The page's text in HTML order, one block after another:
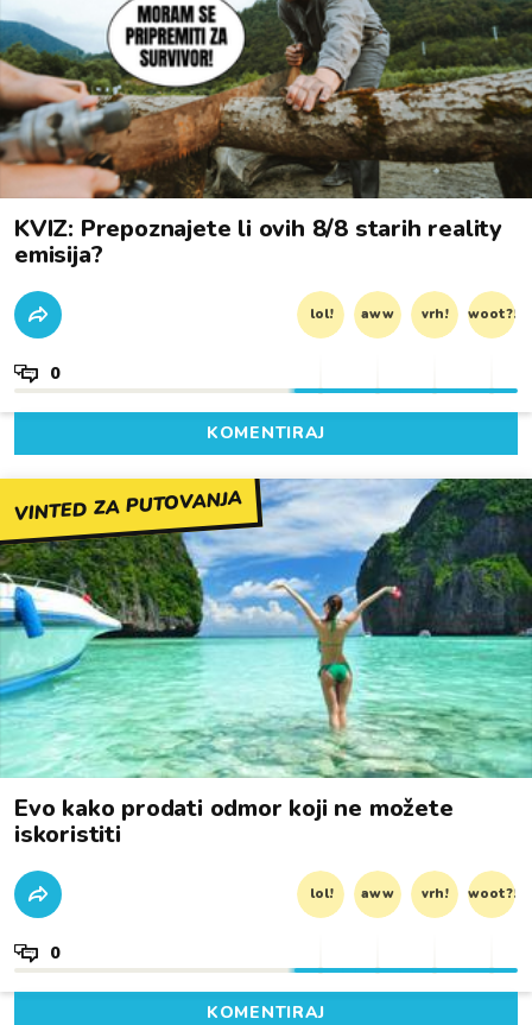
KVIZ: Prepoznajete li ovih 8/8 starih reality
emisija?
lol! aww vrh! woot?!
0
KOMENTIRAJ
VINTED ZA PUTOVANJA
Evo kako prodati odmor koji ne možete
iskoristiti
lol! aww vrh! woot?!
0
KOMENTIRAJ